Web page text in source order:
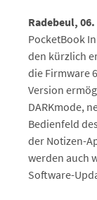
Radebeul,
PocketBook
den kürzlich
die Firmware
Version
DARKmode,
Bedienfeld
der Notizen-
werden auch
Software-